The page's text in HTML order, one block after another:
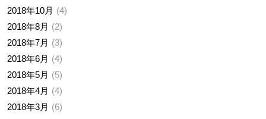
2018年10月
4
2018年8月
2
2018年7月
3
2018年6月
4
2018年5月
5
2018年4月
4
2018年3月
6